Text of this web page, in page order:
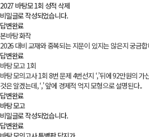
2027 바탕모 1회 성적 삭제
비밀글로 작성되었습니다.
답변완료
본바탕 화작
2026 대비 교재와 중복되는 지문이 있지는 않은지 궁금
답변완료
바탕 모고 1회
바탕 모의고사 1회 8번 문제 4번선지 ‘,’뒤에 92만원의 가
것은 알겠는데, ‘,’ 앞에 경제적 억지 모형으로 설명된다..
답변완료
바탕 모고
비밀글로 작성되었습니다.
답변완료